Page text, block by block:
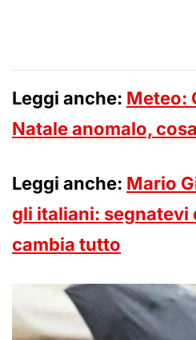
Leggi anche: Meteo:
Natale anomalo,
Leggi anche: Mario
gli italiani: segnatevi
cambia tutto